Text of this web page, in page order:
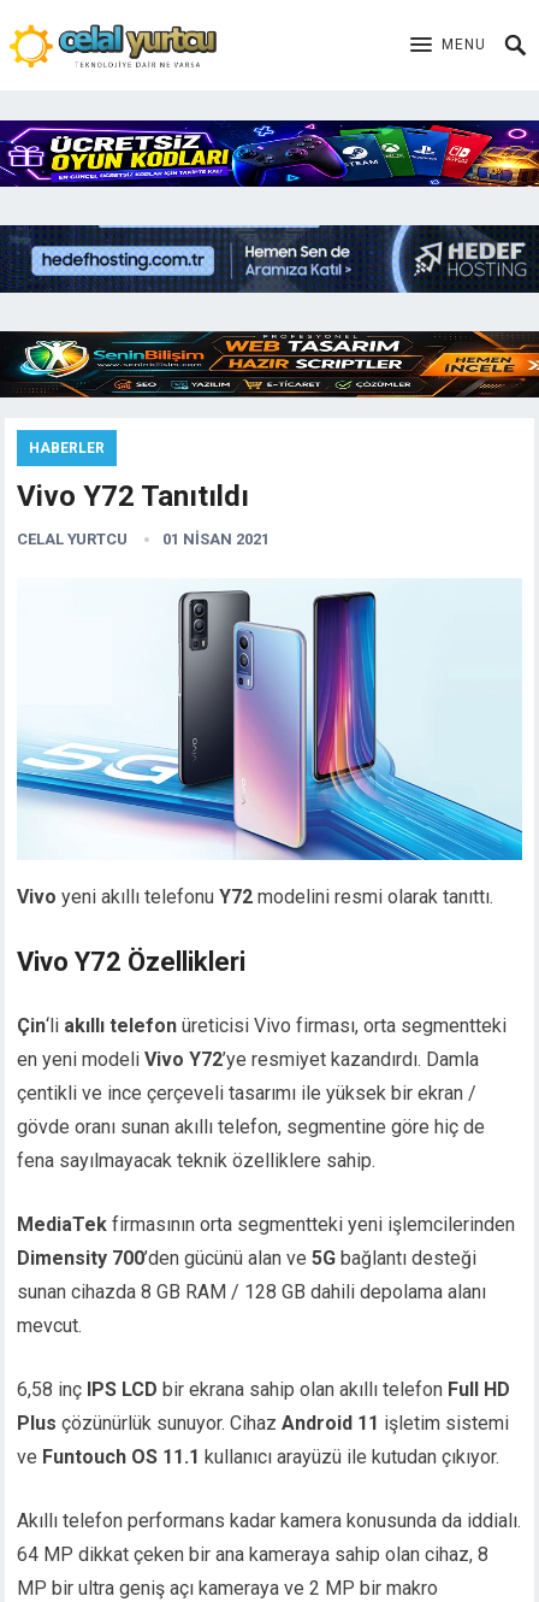
MENU
HABERLER
Vivo Y72 Tanıtıldı
CELAL YURTCU 01 NISAN 2021
Vivo yeni akıllı telefonuY72 modelini resmi olarak tanıttı.
Vivo Y72 Özellikleri
Çin‘li akıllı telefon üreticisi Vivo firması, orta segmentteki
en yeni modeliVivo Y72’ye resmiyet kazandırdı. Damla
çentikli ve ince çerçeveli tasarımı ile yüksek bir ekran /
gövde oranı sunan akıllı telefon, segmentine göre hiç de
fena sayılmayacak teknik özelliklere sahip.
MediaTek firmasının orta segmentteki yeni işlemcilerinden
Dimensity 700’den gücünü alan ve5G bağlantı desteği
sunan cihazda 8 GB RAM / 128 GB dahili depolama alanı
mevcut.
6,58 inç IPS LCD bir ekrana sahip olan akıllı telefon Full HD
Plus çözünürlük sunuyor. CihazAndroid 11 işletim sistemi
ve Funtouch OS 11.1 kullanıcı arayüzü ile kutudan çıkıyor.
Akıllı telefon performans kadar kamera konusunda da iddialı.
64 MP dikkat çeken bir ana kameraya sahip olan cihaz, 8
MP bir ultra geniş açı kameraya ve 2 MP bir makro